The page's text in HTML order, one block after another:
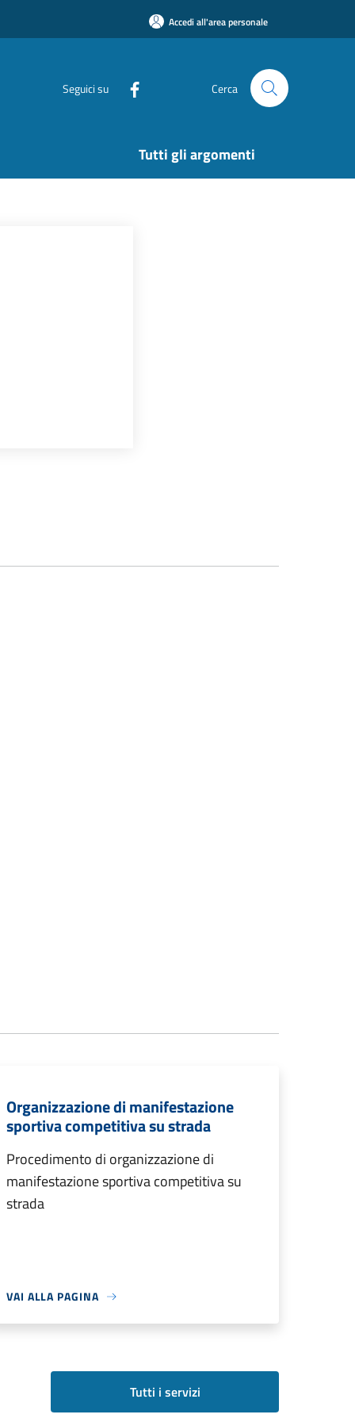
Accedi all'area personale
Seguici su Cerca
Tutti gli argomenti
Organizzazione di manifestazione
sportiva competitiva su strada
Procedimento di organizzazione di
manifestazione sportiva competitiva su
strada
VAI ALLA PAGINA
Tutti i servizi